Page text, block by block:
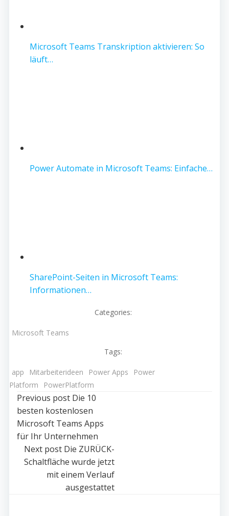
Microsoft Teams Transkription aktivieren: So
läuft…
Power Automate in Microsoft Teams: Einfache…
SharePoint-Seiten in Microsoft Teams:
Informationen…
Categories:
Microsoft Teams
Tags:
app Mitarbeiterideen Power Apps
Power
Platform
PowerPlatform
Post
navigation
Previous post Die 10
besten kostenlosen
Microsoft Teams Apps
für Ihr Unternehmen
Post
navigation
Next post Die ZURÜCK-
Schaltfläche wurde jetzt
mit einem Verlauf
ausgestattet